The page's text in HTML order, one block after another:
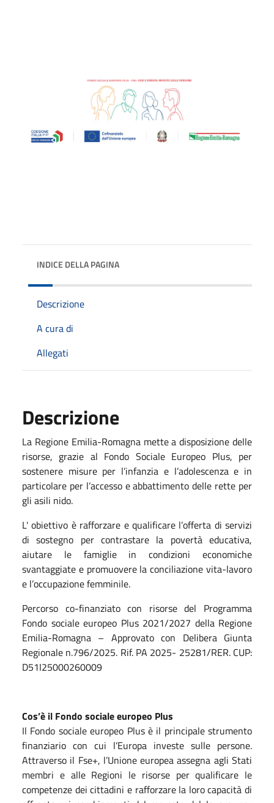
INDICE DELLA PAGINA
Descrizione
A cura di
Allegati
Descrizione
La Regione Emilia-Romagna mette a disposizione delle
risorse, grazie al Fondo Sociale Europeo Plus, per
sostenere misure per l’infanzia e l’adolescenza e in
particolare per l’accesso e abbattimento delle rette per
gli asili nido.
L' obiettivo è rafforzare e qualificare l’offerta di servizi
di sostegno per contrastare la povertà educativa,
aiutare le famiglie in condizioni economiche
svantaggiate e promuovere la conciliazione vita-lavoro
e l’occupazione femminile.
Percorso co-finanziato con risorse del Programma
Fondo sociale europeo Plus 2021/2027 della Regione
Emilia-Romagna – Approvato con Delibera Giunta
Regionale n.796/2025. Rif. PA 2025- 25281/RER. CUP:
D51I25000260009
Cos’è il Fondo sociale europeo Plus
Il Fondo sociale europeo Plus è il principale strumento
finanziario con cui l’Europa investe sulle persone.
Attraverso il Fse+, l’Unione europea assegna agli Stati
membri e alle Regioni le risorse per qualificare le
competenze dei cittadini e rafforzare la loro capacità di